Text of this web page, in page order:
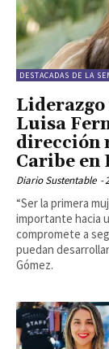
DESTACADAS DE LA
Luisa
dirección
Caribe
Diario Sustentable -
“Ser la primera
importante hacia
compromete a
puedan
Gómez.